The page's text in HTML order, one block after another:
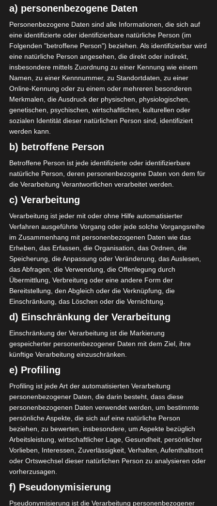
Tor
11'
Tor
M. Dhaoui
45'
+2
Tor
Z. E. Boutmene
66'
Tor
V. B. Kombe
70'
Tor
H. Ben Ali
AUFSTELLUNGEN
Espoir Sportif de Hammam Sousse (ESHS)
Étoile Sportive du Sahel Sousse (ESS)
M M. Dhaoui
O Z. E. Boutmene
O V. B. Kombe 66'
M H. Ben Ali
SPIELBERICHT
In einem vorgezogenen Spiel des zweiten Spieltags
den Nachbarn Espoir sportif de Hammam Sousse mit
5:0 besiegt.
Ein Doppelpack von Mohamed Dhaoui (8. und 11.)
und ein Tor von Zinedine Boutmène (45.) brachten
Bongonga (65.) und Houssem Ben Ali (70.) das
Ergebnis in der zweiten Halbzeit noch deutlicher
gestalteten.
Die ESS übernahm nach zwei Siegen in ebenso vielen
Spielen vorübergehend die Führung in der Gruppe A.
a) personenbezogene Daten
Personenbezogene Daten sind alle Informationen, die sich auf
eine identifizierte oder identifizierbare natürliche Person (im
Folgenden "betroffene Person") beziehen. Als identifizierbar wird
eine natürliche Person angesehen, die direkt oder indirekt,
insbesondere mittels Zuordnung zu einer Kennung wie einem
Namen, zu einer Kennnummer, zu Standortdaten, zu einer
Online-Kennung oder zu einem oder mehreren besonderen
Merkmalen, die Ausdruck der physischen, physiologischen,
genetischen, psychischen, wirtschaftlichen, kulturellen oder
sozialen Identität dieser natürlichen Person sind, identifiziert
werden kann.
b) betroffene Person
Betroffene Person ist jede identifizierte oder identifizierbare
natürliche Person, deren personenbezogene Daten von dem für
die Verarbeitung Verantwortlichen verarbeitet werden.
c) Verarbeitung
Verarbeitung ist jeder mit oder ohne Hilfe automatisierter
Verfahren ausgeführte Vorgang oder jede solche Vorgangsreihe
im Zusammenhang mit personenbezogenen Daten wie das
Erheben, das Erfassen, die Organisation, das Ordnen, die
Speicherung, die Anpassung oder Veränderung, das Auslesen,
das Abfragen, die Verwendung, die Offenlegung durch
Übermittlung, Verbreitung oder eine andere Form der
Bereitstellung, den Abgleich oder die Verknüpfung, die
Einschränkung, das Löschen oder die Vernichtung.
d) Einschränkung der Verarbeitung
Einschränkung der Verarbeitung ist die Markierung
gespeicherter personenbezogener Daten mit dem Ziel, ihre
künftige Verarbeitung einzuschränken.
e) Profiling
Profiling ist jede Art der automatisierten Verarbeitung
personenbezogener Daten, die darin besteht, dass diese
personenbezogenen Daten verwendet werden, um bestimmte
persönliche Aspekte, die sich auf eine natürliche Person
beziehen, zu bewerten, insbesondere, um Aspekte bezüglich
Arbeitsleistung, wirtschaftlicher Lage, Gesundheit, persönlicher
Vorlieben, Interessen, Zuverlässigkeit, Verhalten, Aufenthaltsort
oder Ortswechsel dieser natürlichen Person zu analysieren oder
vorherzusagen.
f) Pseudonymisierung
Pseudonymisierung ist die Verarbeitung personenbezogener